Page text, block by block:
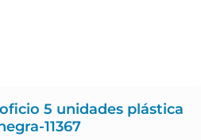
5 unidades plástica
11367